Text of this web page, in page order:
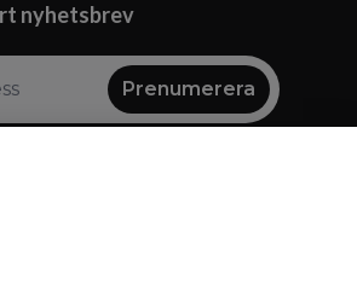
nyhetsbrev
Prenumerera